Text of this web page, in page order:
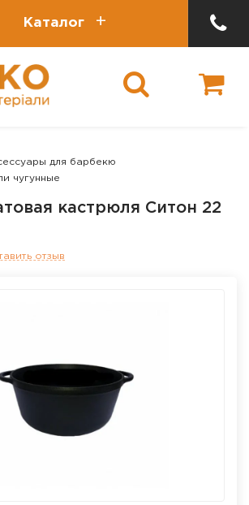
Каталог
для барбекю
чугунные
кастрюля Ситон 22
отзыв